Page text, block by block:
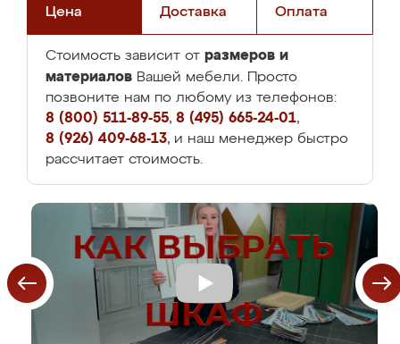
Цена Доставка Оплата
Стоимость зависит от размеров и
материалов Вашей мебели. Просто
позвоните нам по любому из телефонов:
8 (800) 511-89-55, 8 (495) 665-24-01,
8 (926) 409-68-13, и наш менеджер быстро
рассчитает стоимость.